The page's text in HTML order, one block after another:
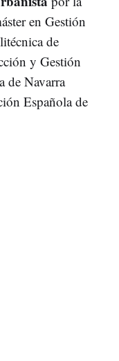
en Gestión
de
y Gestión
de Navarra
Española de